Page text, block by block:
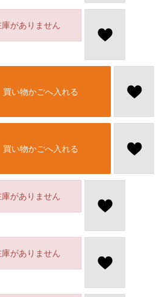
がありません
買い物かごへ入れる
買い物かごへ入れる
がありません
がありません